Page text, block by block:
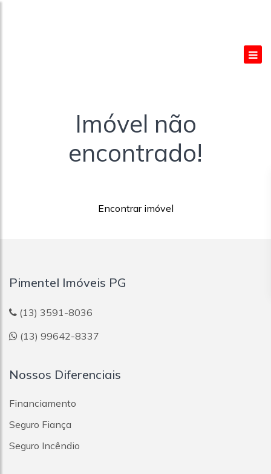
Imóvel não
encontrado!
Encontrar imóvel
Pimentel Imóveis PG
(13) 3591-8036
(13) 99642-8337
Nossos Diferenciais
Financiamento
Seguro Fiança
Seguro Incêndio